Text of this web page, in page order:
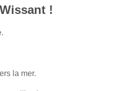
!
la mer.